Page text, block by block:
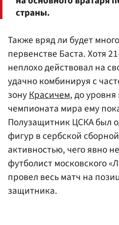
страны.
Также вряд ли будет
первенстве Баста. Хотя
неплохо действовал на
удачно комбинируя с
зонуКрасичем, до уровня
чемпионата мира ему
Полузащитник ЦСКА был
фигур в сербской
активностью, чего явно
футболист московского
провел весь матч на
защитника.